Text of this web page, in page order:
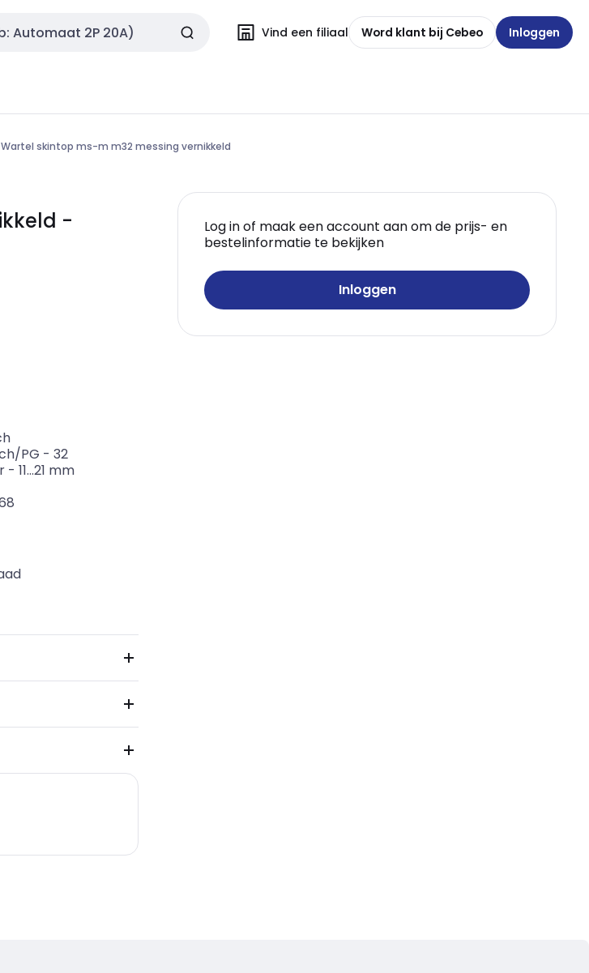
Vind een filiaal Word klant bij Cebeo Inloggen
Wartel skintop ms-m m32 messing vernikkeld
-
Log in of maak een account aan om de prijs- en
bestelinformatie te bekijken
Inloggen
PG - 32
- 11...21 mm